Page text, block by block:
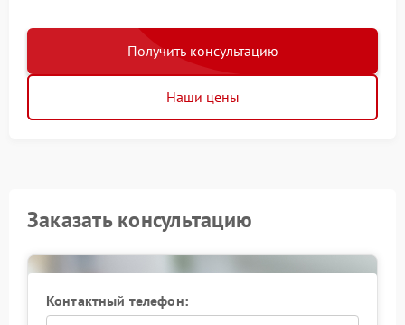
Получить консультацию
Наши цены
Заказать консультацию
Контактный телефон: